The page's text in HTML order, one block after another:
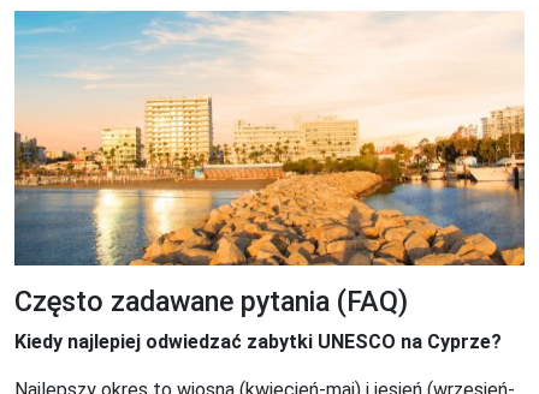
Często zadawane pytania (FAQ)
Kiedy najlepiej odwiedzać zabytki UNESCO na Cyprze?